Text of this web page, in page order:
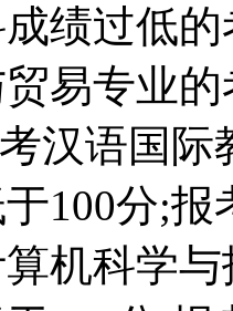
绩过低
易专业
汉语国
100分;
机科学